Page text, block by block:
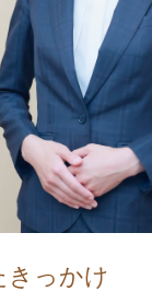
きっかけ